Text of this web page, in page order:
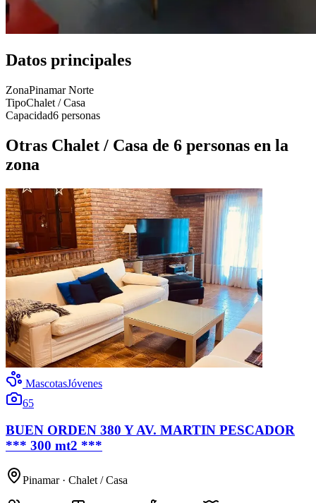
Datos principales
ZonaPinamar Norte
TipoChalet / Casa
Capacidad6 personas
Otras Chalet / Casa de 6 personas en la
zona
MascotasJóvenes
65
BUEN ORDEN 380 Y AV. MARTIN PESCADOR
*** 300 mt2 ***
Pinamar· Chalet / Casa